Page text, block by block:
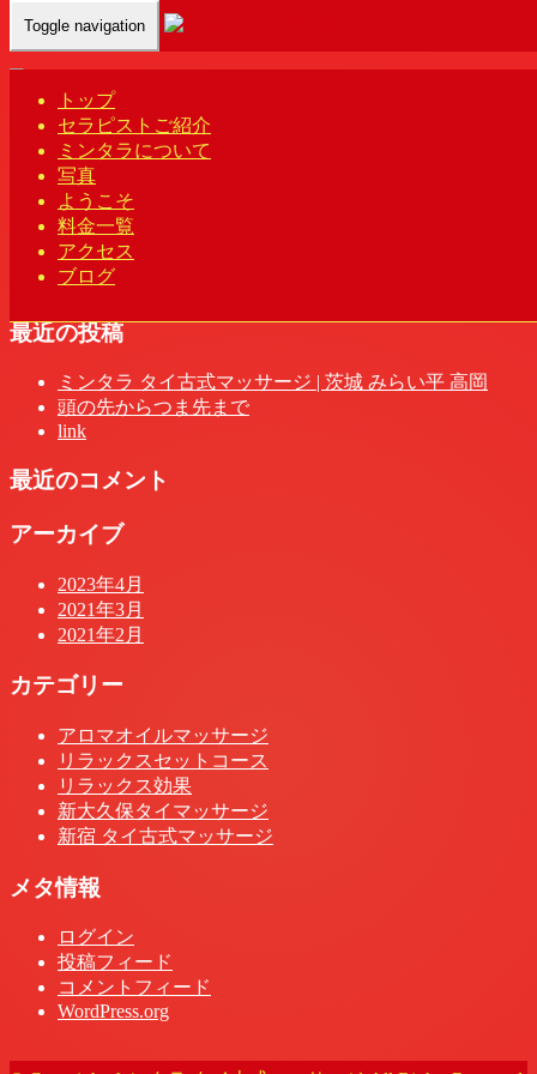
Toggle navigation
トップ
セラピストご紹介
ミンタラについて
写真
ようこそ
料金一覧
アクセス
ブログ
Home- レイコ…
レイコ(Reiko)ミンタラ | 茨城 みらい平 高岡 タイ古式マッサ
ージ
最近の投稿
ミンタラ タイ古式マッサージ | 茨城 みらい平 高岡
頭の先からつま先まで
link
最近のコメント
アーカイブ
2023年4月
2021年3月
2021年2月
カテゴリー
アロマオイルマッサージ
リラックスセットコース
リラックス効果
新大久保タイマッサージ
新宿 タイ古式マッサージ
メタ情報
ログイン
投稿フィード
コメントフィード
WordPress.org